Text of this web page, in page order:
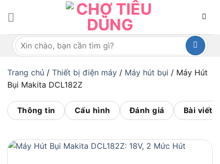
dungTìm
kiếm:
Trang chủ / Thiết bị điện máy / Máy hút bụi / Máy Hút
Bụi Makita DCL182Z
Thông tin Cấu hình Đánh giá Bài viết